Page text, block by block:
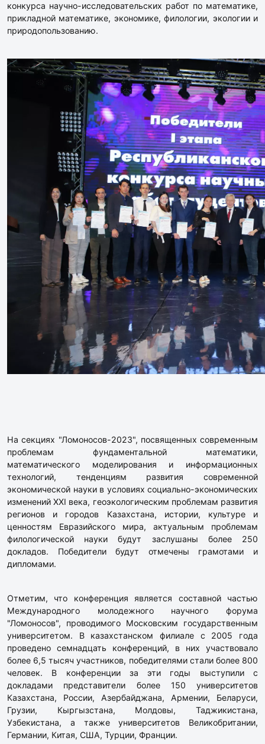
конкурса научно-исследовательских работ по математике,
прикладной математике, экономике, филологии, экологии и
природопользованию.
На секциях "Ломоносов-2023", посвященных современным
проблемам фундаментальной математики,
математического моделирования и информационных
технологий, тенденциям развития современной
экономической науки в условиях социально-экономических
изменений ХХI века, геоэкологическим проблемам развития
регионов и городов Казахстана, истории, культуре и
ценностям Евразийского мира, актуальным проблемам
филологической науки будут заслушаны более 250
докладов. Победители будут отмечены грамотами и
дипломами.
Отметим, что конференция является составной частью
Международного молодежного научного форума
"Ломоносов", проводимого Московским государственным
университетом. В казахстанском филиале с 2005 года
проведено семнадцать конференций, в них участвовало
более 6,5 тысяч участников, победителями стали более 800
человек. В конференции за эти годы выступили с
докладами представители более 150 университетов
Казахстана, России, Азербайджана, Армении, Беларуси,
Грузии, Кыргызстана, Молдовы, Таджикистана,
Узбекистана, а также университетов Великобритании,
Германии, Китая, США, Турции, Франции.